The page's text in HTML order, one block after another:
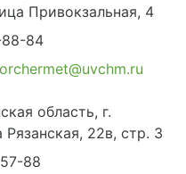
Привокзальная, 4
84
область, г.
Рязанская, 22в, стр. 3
88